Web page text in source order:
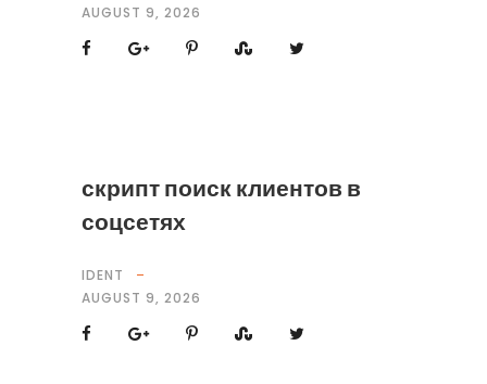
AUGUST 9, 2026
скрипт поиск клиентов в
соцсетях
IDENT
AUGUST 9, 2026